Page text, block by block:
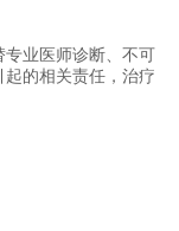
业医师诊断、不可
的相关责任，治疗